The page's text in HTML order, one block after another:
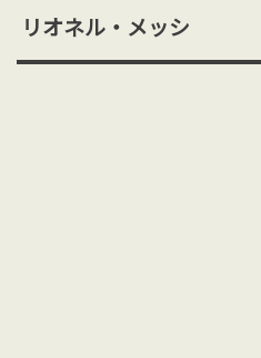
リオネル・メッシ